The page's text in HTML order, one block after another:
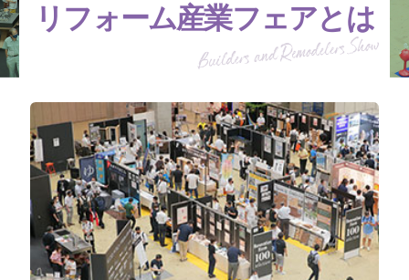
リフォーム産業フェアとは